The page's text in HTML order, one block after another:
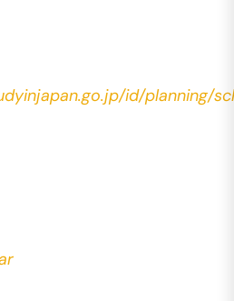
id/planning/